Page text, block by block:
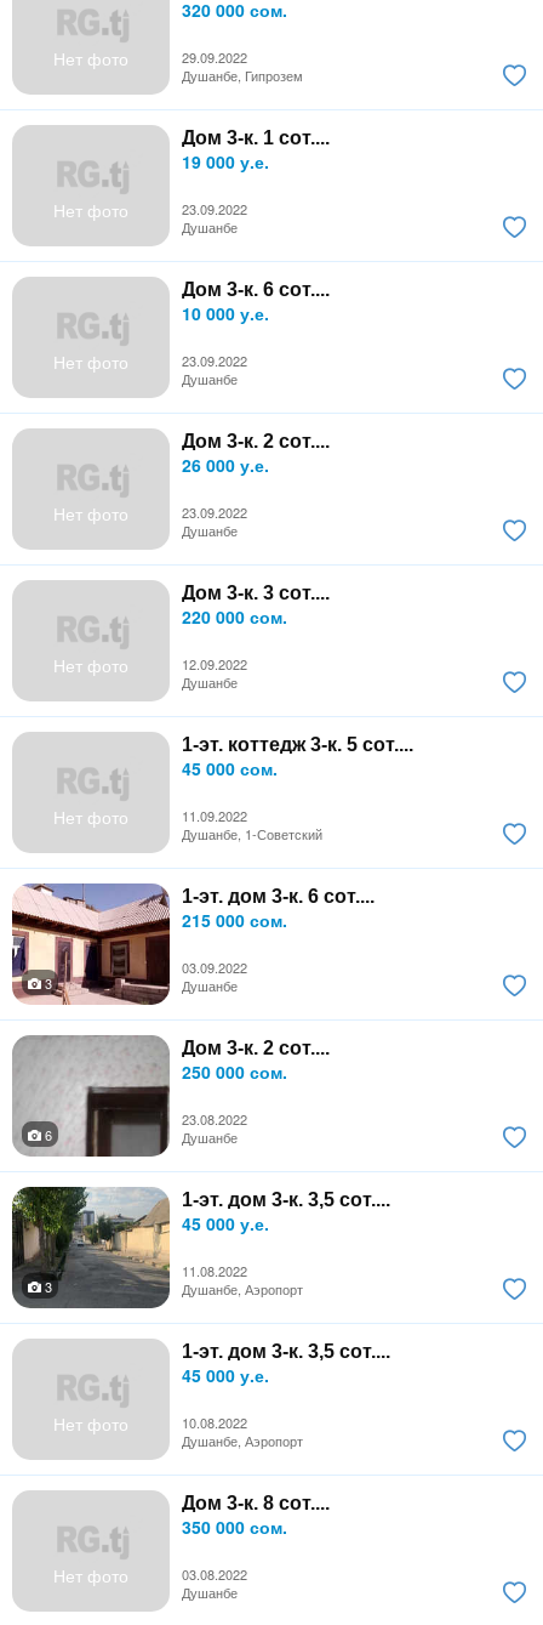
Нет фото
320 000 сом.
29.09.2022
Душанбе, Гипрозем
Нет фото
Дом 3-к. 1 сот....
19 000 у.е.
23.09.2022
Душанбе
Нет фото
Дом 3-к. 6 сот....
10 000 у.е.
23.09.2022
Душанбе
Нет фото
Дом 3-к. 2 сот....
26 000 у.е.
23.09.2022
Душанбе
Нет фото
Дом 3-к. 3 сот....
220 000 сом.
12.09.2022
Душанбе
Нет фото
1-эт. коттедж 3-к. 5 сот....
45 000 сом.
11.09.2022
Душанбе, 1-Советский
1-эт. дом 3-к. 6 сот....
215 000 сом.
03.09.2022
3
Душанбе
Дом 3-к. 2 сот....
250 000 сом.
23.08.2022
6
Душанбе
1-эт. дом 3-к. 3,5 сот....
45 000 у.е.
11.08.2022
3
Душанбе, Аэропорт
Нет фото
1-эт. дом 3-к. 3,5 сот....
45 000 у.е.
10.08.2022
Душанбе, Аэропорт
Нет фото
Дом 3-к. 8 сот....
350 000 сом.
03.08.2022
Душанбе